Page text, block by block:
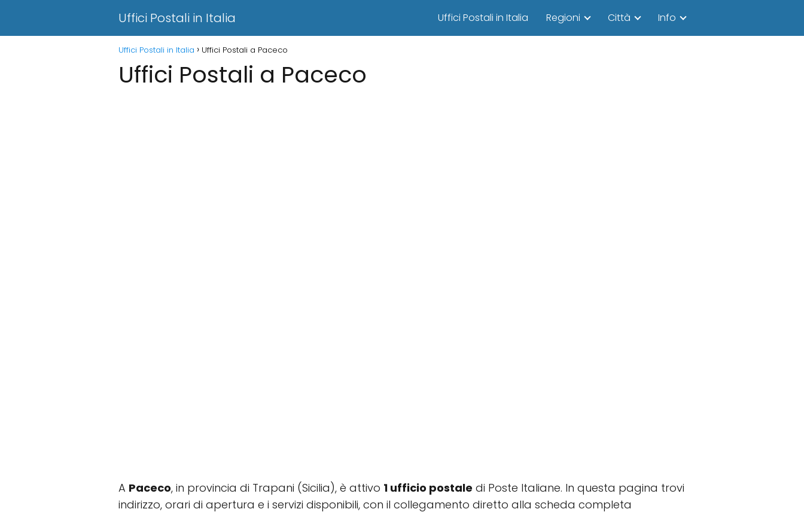
Uffici Postali in Italia Uffici Postali in Italia Regioni Città Info
Uffici Postali in Italia Uffici Postali a Paceco
Uffici Postali a Paceco
A Paceco, in provincia di Trapani (Sicilia), è attivo 1 ufficio postale di Poste Italiane. In questa pagina trovi
indirizzo, orari di apertura e i servizi disponibili, con il collegamento diretto alla scheda completa